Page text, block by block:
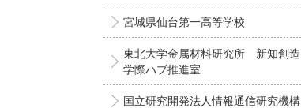
宮城県仙台第一高等学校
東北大学金属材料研究所 新知創造
学際ハブ推進室
国立研究開発法人情報通信研究機構